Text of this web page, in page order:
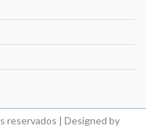
reservados | Designed by